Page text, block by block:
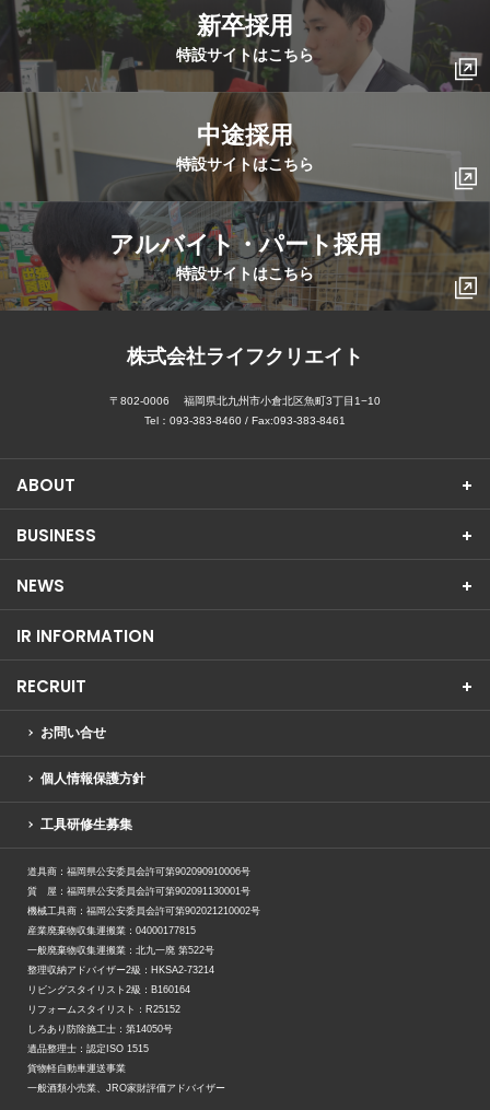
新卒採用
特設サイトはこちら
中途採用
特設サイトはこちら
アルバイト・パート採用
特設サイトはこちら
株式会社ライフクリエイト
〒802-0006
福岡県北九州市小倉北区魚町3丁目1−10
Tel： 093-383-8460 / Fax:093-383-8461
ABOUT
BUSINESS
NEWS
IR INFORMATION
RECRUIT
お問い合せ
個人情報保護方針
工具研修生募集
道具商：福岡県公安委員会許可第902090910006号
質 屋：福岡県公安委員会許可第902091130001号
機械工具商：福岡公安委員会許可第902021210002号
産業廃棄物収集運搬業：04000177815
一般廃棄物収集運搬業：北九一廃 第522号
整理収納アドバイザー2級：HKSA2-73214
リビングスタイリスト2級：B160164
リフォームスタイリスト：R25152
しろあり防除施工士：第14050号
遺品整理士：認定ISO 1515
貨物軽自動車運送事業
一般酒類小売業、JRO家財評価アドバイザー